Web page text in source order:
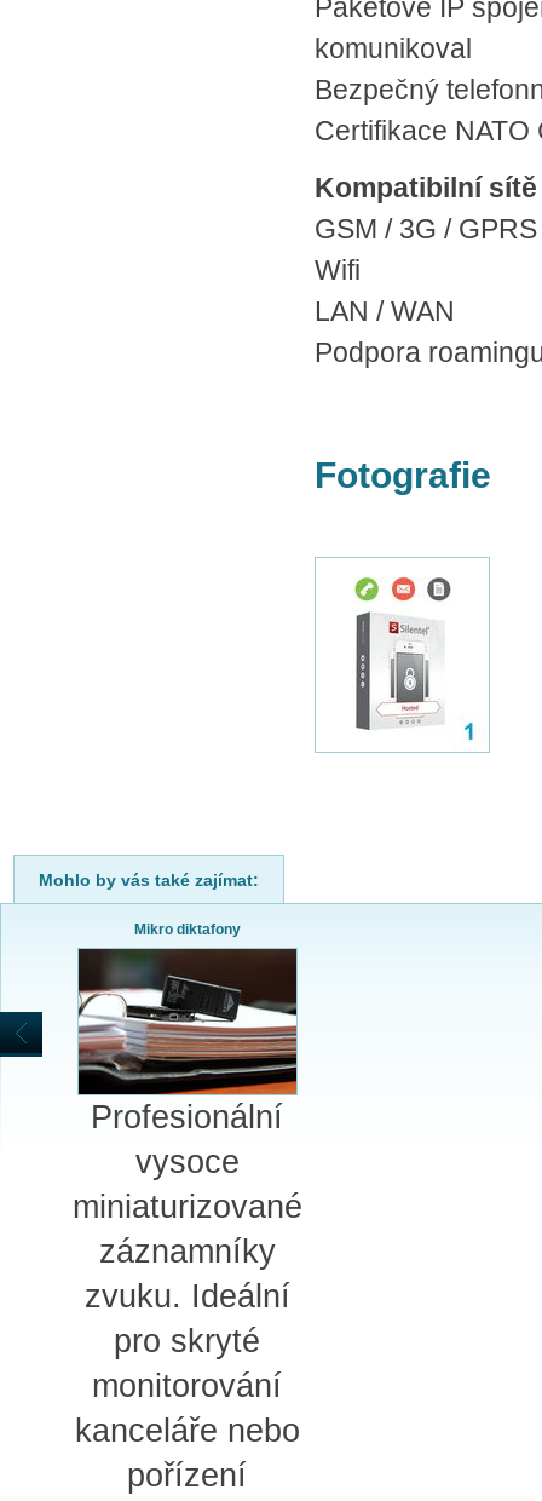
Paketové IP
komunikoval
Bezpečný
Certifikace
Kompatibilní
GSM / 3G /
Wifi
LAN / WAN
Podpora
Fotografie
Mohlo by vás také zajímat:
Mikro diktafony
Profesionální
vysoce
miniaturizované
záznamníky
zvuku. Ideální
pro skryté
monitorování
kanceláře nebo
pořízení